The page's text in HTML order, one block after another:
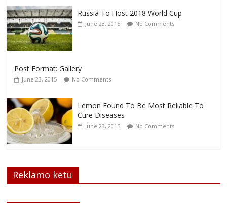
Russia To Host 2018 World Cup
June 23, 2015 No Comments
Post Format: Gallery
June 23, 2015 No Comments
Lemon Found To Be Most Reliable To
Cure Diseases
June 23, 2015 No Comments
Reklamo këtu